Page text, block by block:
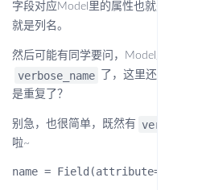
字段对应Model里的属性也就是字段名
就是列名。
然后可能有同学要问，Model里已经给
verbose_name 了，这里还要在
是重复了？
别急，也很简单，既然有
啦~